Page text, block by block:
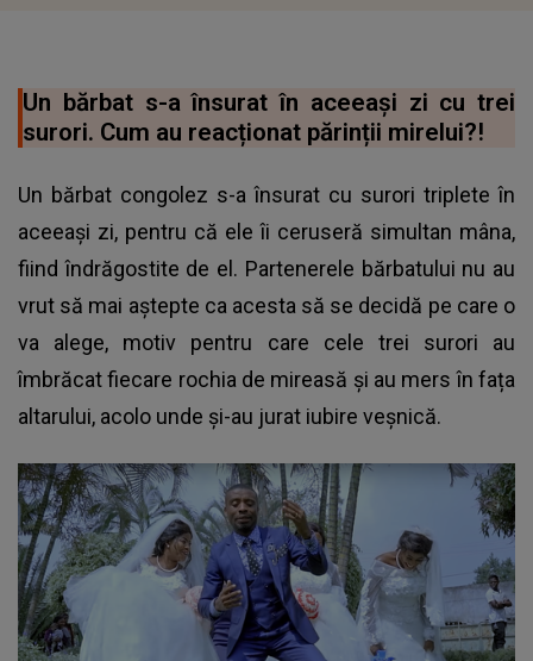
Un bărbat s-a însurat în aceeași zi cu trei
surori. Cum au reacționat părinții mirelui?!
Un bărbat congolez s-a însurat cu surori triplete în
aceeași zi, pentru că ele îi ceruseră simultan mâna,
fiind îndrăgostite de el. Partenerele bărbatului nu au
vrut să mai aștepte ca acesta să se decidă pe care o
va alege, motiv pentru care cele trei surori au
îmbrăcat fiecare rochia de mireasă și au mers în fața
altarului, acolo unde și-au jurat iubire veșnică.